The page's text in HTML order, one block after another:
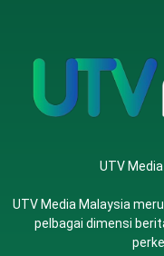
UTV
UTV Media Malaysia
pelbagai dimensi